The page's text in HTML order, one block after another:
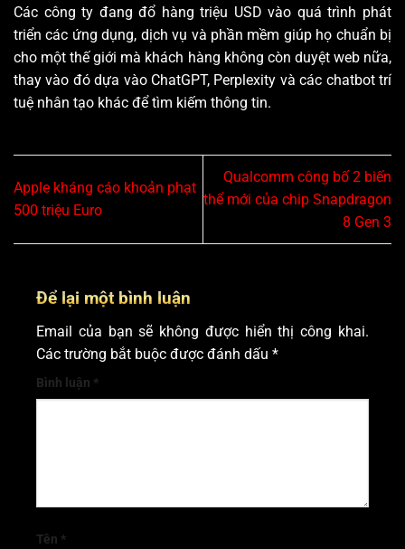
Các công ty đang đổ hàng triệu USD vào quá trình phát
triển các ứng dụng, dịch vụ và phần mềm giúp họ chuẩn bị
cho một thế giới mà khách hàng không còn duyệt web nữa,
thay vào đó dựa vào ChatGPT, Perplexity và các chatbot trí
tuệ nhân tạo khác để tìm kiếm thông tin.
Apple kháng cáo khoản phạt
500 triệu Euro
Qualcomm công bố 2 biến
thể mới của chip Snapdragon
8 Gen 3
Để lại một bình luận
Email của bạn sẽ không được hiển thị công khai.
Các trường bắt buộc được đánh dấu *
Bình luận *
Tên *